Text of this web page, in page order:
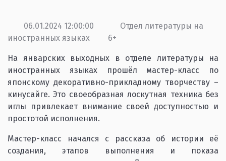
06.01.2024 12:00:00
Отдел литературы на
иностранных языках
6+
На январских выходных в отделе литературы на
иностранных языках прошёл мастер-класс по
японскому декоративно-прикладному творчеству –
кинусайге. Это своеобразная лоскутная техника без
иглы привлекает внимание своей доступностью и
простотой исполнения.
Мастер-класс начался с рассказа об истории её
создания, этапов выполнения и показа